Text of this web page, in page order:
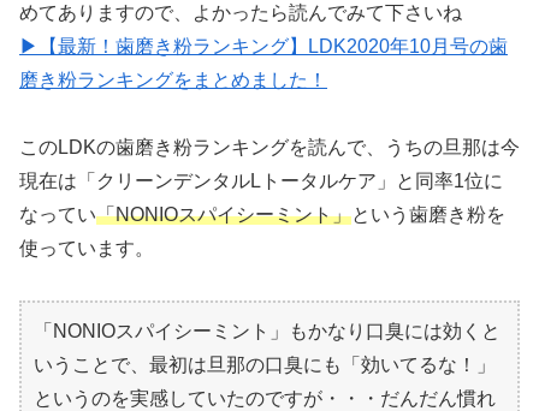
めてありますので、よかったら読んでみて下さいね
▶【最新！歯磨き粉ランキング】LDK2020年10月号の歯
磨き粉ランキングをまとめました！
このLDKの歯磨き粉ランキングを読んで、うちの旦那は今
現在は「クリーンデンタルLトータルケア」と同率1位に
なってい「NONIOスパイシーミント」という歯磨き粉を
使っています。
「NONIOスパイシーミント」もかなり口臭には効くと
いうことで、最初は旦那の口臭にも「効いてるな！」
というのを実感していたのですが・・・だんだん慣れ